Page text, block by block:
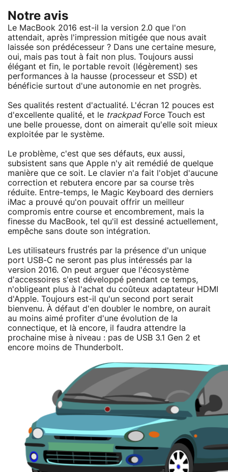
Notre avis
Le MacBook 2016 est-il la version 2.0 que l'on
attendait, après l'impression mitigée que nous avait
laissée son prédécesseur ? Dans une certaine mesure,
oui, mais pas tout à fait non plus. Toujours aussi
élégant et fin, le portable revoit (légèrement) ses
performances à la hausse (processeur et SSD) et
bénéficie surtout d'une autonomie en net progrès.
Ses qualités restent d'actualité. L'écran 12 pouces est
d'excellente qualité, et le trackpadForce Touch est
une belle prouesse, dont on aimerait qu'elle soit mieux
exploitée par le système.
Le problème, c'est que ses défauts, eux aussi,
subsistent sans que Apple n'y ait remédié de quelque
manière que ce soit. Le clavier n'a fait l'objet d'aucune
correction et rebutera encore par sa course très
réduite. Entre-temps, le Magic Keyboard des derniers
iMac a prouvé qu'on pouvait offrir un meilleur
compromis entre course et encombrement, mais la
finesse du MacBook, tel qu'il est dessiné actuellement,
empêche sans doute son intégration.
Les utilisateurs frustrés par la présence d'un unique
port USB-C ne seront pas plus intéressés par la
version 2016. On peut arguer que l'écosystème
d'accessoires s'est développé pendant ce temps,
n'obligeant plus à l'achat du coûteux adaptateur HDMI
d'Apple. Toujours est-il qu'un second port serait
bienvenu. À défaut d'en doubler le nombre, on aurait
au moins aimé profiter d'une évolution de la
connectique, et là encore, il faudra attendre la
prochaine mise à niveau : pas de USB 3.1 Gen 2 et
encore moins de Thunderbolt.